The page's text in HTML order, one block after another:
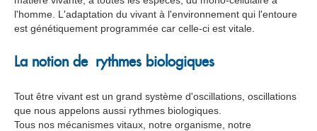
l'homme. L'adaptation du vivant à l'environnement qui l'entoure
est génétiquement programmée car celle-ci est vitale.
La notion de rythmes biologiques
Tout être vivant est un grand système d'oscillations, oscillations
que nous appelons aussi rythmes biologiques.
Tous nos mécanismes vitaux, notre organisme, notre